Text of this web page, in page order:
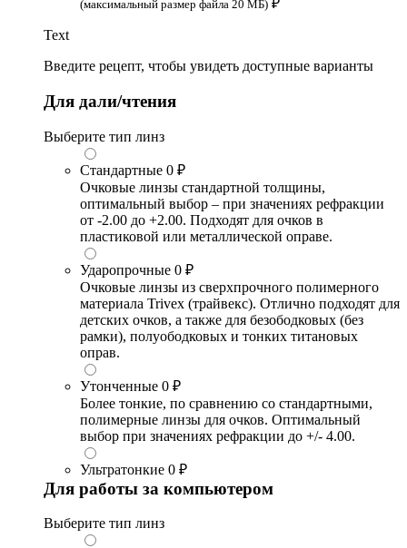
(максимальный размер файла 20 МБ) ₽
Text
Введите рецепт, чтобы увидеть доступные варианты
Для дали/чтения
Выберите тип линз
Стандартные 0 ₽
Очковые линзы стандартной толщины,
оптимальный выбор – при значениях рефракции
от -2.00 до +2.00. Подходят для очков в
пластиковой или металлической оправе.
Ударопрочные 0 ₽
Очковые линзы из сверхпрочного полимерного
материала Trivex (трайвекс). Отлично подходят для
детских очков, а также для безободковых (без
рамки), полуободковых и тонких титановых
оправ.
Утонченные 0 ₽
Более тонкие, по сравнению со стандартными,
полимерные линзы для очков. Оптимальный
выбор при значениях рефракции до +/- 4.00.
Ультратонкие 0 ₽
Для работы за компьютером
Выберите тип линз